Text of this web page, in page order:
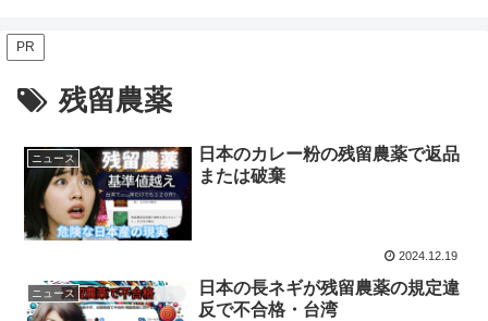
PR
残留農薬
ニュース
日本のカレー粉の残留農薬で返品
または破棄
2024.12.19
ニュース
日本の長ネギが残留農薬の規定違
反で不合格・台湾